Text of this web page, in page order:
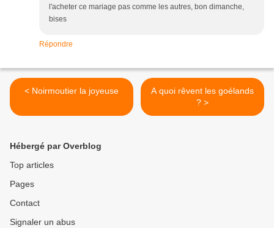
l'acheter ce mariage pas comme les autres, bon dimanche,
bises
Répondre
< Noirmoutier la joyeuse
A quoi rêvent les goélands
? >
Hébergé par Overblog
Top articles
Pages
Contact
Signaler un abus